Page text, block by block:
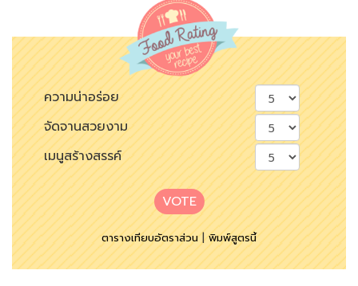
ความน่าอร่อย
จัดจานสวยงาม
เมนูสร้างสรรค์
VOTE
ตารางเทียบอัตราส่วน|พิมพ์สูตรนี้